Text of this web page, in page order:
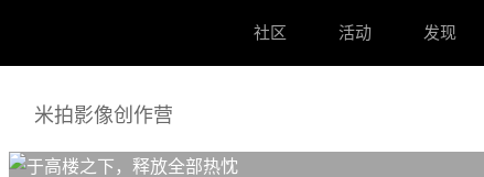
社区 活动 发现
米拍影像创作营